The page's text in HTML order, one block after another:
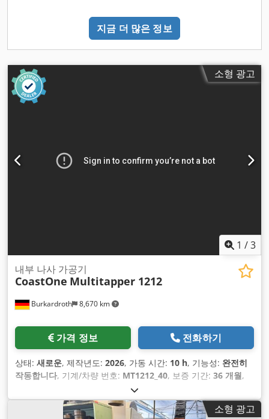
지금 더 많은 정보
소형 광고
1 /3
Burkardroth 8,670 km
내부 나사 가공기
CoastOne Multitapper 1212
가격 정보 전화하기
상태: 새로운, 제작년도: 2026, 가동 시간: 10 h, 기능성: 완전히
작동합니다, 기계/차량 번호: MT1212_40, 보증 기간: 36 개월,
소형 광고